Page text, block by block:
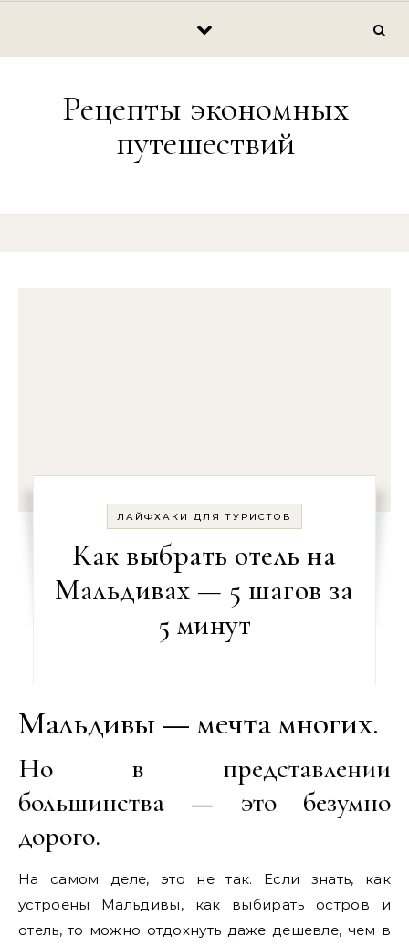
Рецепты экономных
путешествий
ЛАЙФХАКИ ДЛЯ ТУРИСТОВ
Как выбрать отель на
Мальдивах — 5 шагов за
5 минут
Мальдивы — мечта многих.
Но в представлении
большинства — это безумно
дорого.
На самом деле, это не так. Если знать, как
устроены Мальдивы, как выбирать остров и
отель, то можно отдохнуть даже дешевле, чем в